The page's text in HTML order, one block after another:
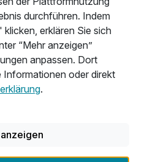
befindet sich das
mit seinen kulturellen
unter freiem
Haus einen
Krimi-Abend
Menü und einem Mörder
Ambiente, ein
durchführen. Indem
erklären Sie sich
“Mehr anzeigen”
anpassen. Dort
oder direkt
.